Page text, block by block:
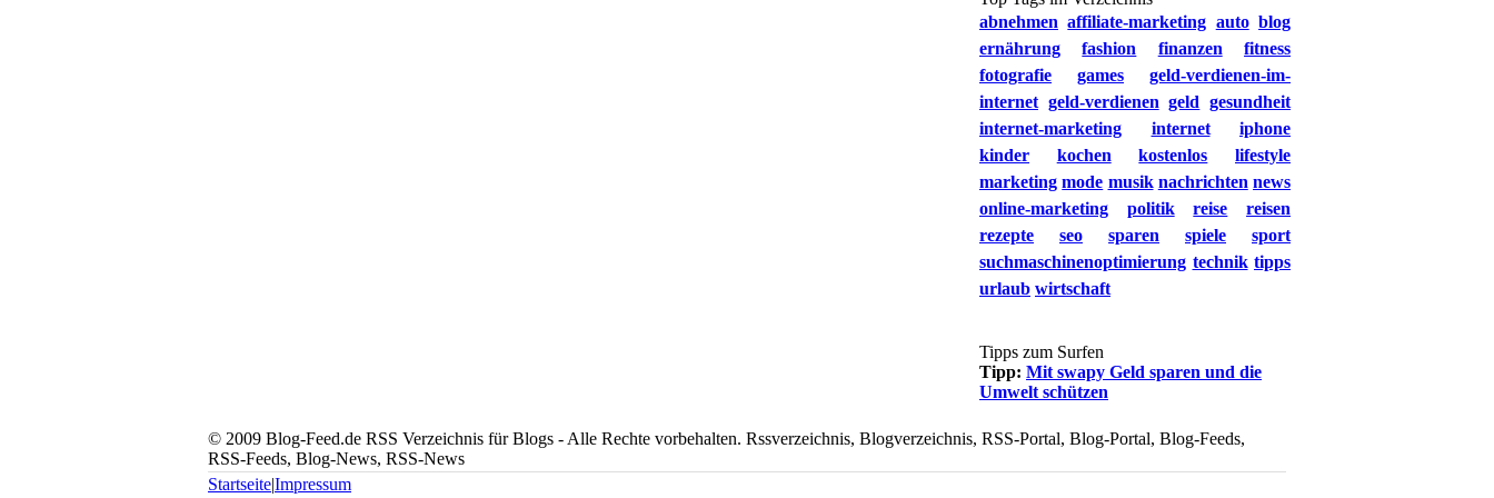
abnehmen affiliate-marketing auto blog
ernährung
fashion finanzen
fitness
fotografie
games
geld-verdienen-im-
internet geld-verdienen geld gesundheit
internet-marketing
internet
iphone
kinder
kochen kostenlos
lifestyle
marketing mode musik nachrichten news
online-marketing
politik reise
reisen
rezepte
seo sparen spiele
sport
suchmaschinenoptimierung technik tipps
urlaub wirtschaft
Tipps zum Surfen
Tipp: Mit swapy Geld sparen und die
Umwelt schützen
© 2009 Blog-Feed.de RSS Verzeichnis für Blogs - Alle Rechte vorbehalten. Rssverzeichnis, Blogverzeichnis, RSS-Portal, Blog-Portal, Blog-Feeds,
RSS-Feeds, Blog-News, RSS-News
Startseite|Impressum